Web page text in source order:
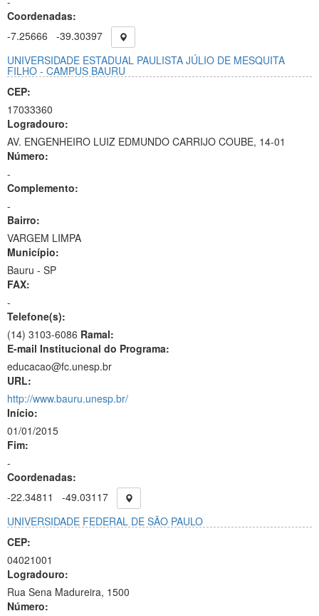
Coordenadas:
-7.25666
-39.30397
UNIVERSIDADE ESTADUAL PAULISTA JÚLIO DE MESQUITA
FILHO - CAMPUS BAURU
CEP:
17033360
Logradouro:
AV. ENGENHEIRO LUIZ EDMUNDO CARRIJO COUBE, 14-01
Número:
-
Complemento:
-
Bairro:
VARGEM LIMPA
Município:
Bauru - SP
FAX:
-
Telefone(s):
(14) 3103-6086 Ramal:
E-mail Institucional do Programa:
educacao@fc.unesp.br
URL:
http://www.bauru.unesp.br/
Início:
01/01/2015
Fim:
-
Coordenadas:
-22.34811
-49.03117
UNIVERSIDADE FEDERAL DE SÃO PAULO
CEP:
04021001
Logradouro:
Rua Sena Madureira, 1500
Número: